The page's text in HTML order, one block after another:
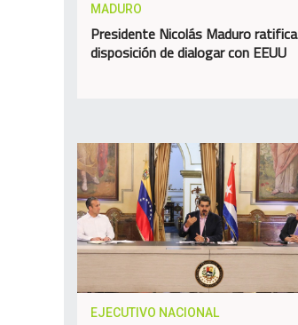
MADURO
Presidente Nicolás Maduro ratifica
disposición de dialogar con EEUU
EJECUTIVO NACIONAL